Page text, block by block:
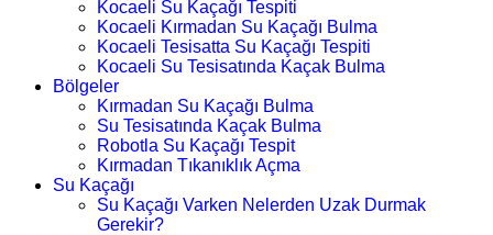
Kocaeli Su Kaçağı Tespiti
Kocaeli Kırmadan Su Kaçağı Bulma
Kocaeli Tesisatta Su Kaçağı Tespiti
Kocaeli Su Tesisatında Kaçak Bulma
Bölgeler
Kırmadan Su Kaçağı Bulma
Su Tesisatında Kaçak Bulma
Robotla Su Kaçağı Tespit
Kırmadan Tıkanıklık Açma
Su Kaçağı
Su Kaçağı Varken Nelerden Uzak Durmak
Gerekir?